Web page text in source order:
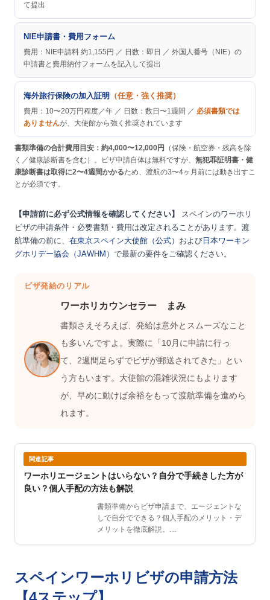
て提出
NIE申請書・費用フォーム
費用：NIE申請料 約1,155円 ／ 日数：即日 ／ 外国人番号（NIE）の
申請書と費用納付フォームを記入して提出
海外旅行保険の加入証明 （任意・強く推奨）
費用：10〜20万円程度／年 ／ 日数：数日〜1週間 ／ 必須書類では
ありませんが、大使館から強く推奨されています
書類準備の合計費用目安：約4,000〜12,000円
（保険・航空券・残高を除
く／健康診断書を含む）。ビザ申請自体は無料ですが、 無犯罪証明書・健
康診断書は取得に2〜4週間かかるため、渡航の3〜4ヶ月前には動き出すこ
とが必須です。
【申請前に必ず公式情報を確認してください】
スペインのワーホリ
ビザの申請条件・必要書類・費用は改定されることがあります。渡
航準備の前に、 在東京スペイン大使館（公式） および日本ワーキン
グホリデー協会（JAWHM） で最新の要件をご確認ください。
ビザ発給のリアル
ワーホリカウンセラー まみ
書類さえそろえば、発給は意外とスムーズなこと
も多いんですよ。実際に「10月に申請に行っ
て、2週間足らずでビザが郵送されてきた」とい
う方もいます。大使館の混雑状況にもよります
が、早めに動けば余裕をもって渡航準備を進めら
れます。
関連記事
ワーホリエージェントはいらない？自分で手続きした方が
良い？個人手配の方法も解説
書類準備からビザ申請まで、エージェントな
しで自分でできる？個人手配のメリット・デ
メリットを徹底解説。…
スペインワーホリビザの申請方法